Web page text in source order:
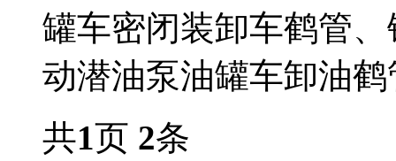
罐车密闭装卸车鹤管
动潜油泵油罐车卸油鹤
共1页 2条